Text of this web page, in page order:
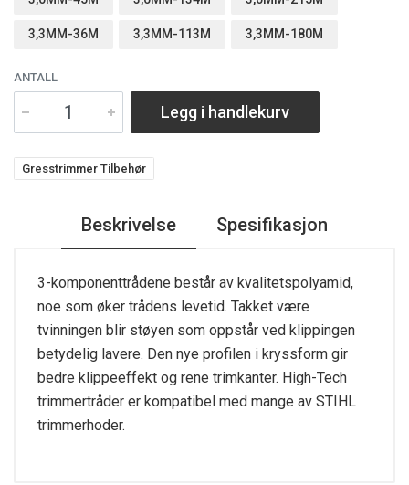
3,3MM-36M 3,3MM-113M 3,3MM-180M
ANTALL
Legg i handlekurv
Gresstrimmer Tilbehør
Beskrivelse Spesifikasjon
3-komponenttrådene består av kvalitetspolyamid,
noe som øker trådens levetid. Takket være
tvinningen blir støyen som oppstår ved klippingen
betydelig lavere. Den nye profilen i kryssform gir
bedre klippeeffekt og rene trimkanter. High-Tech
trimmertråder er kompatibel med mange av STIHL
trimmerhoder.